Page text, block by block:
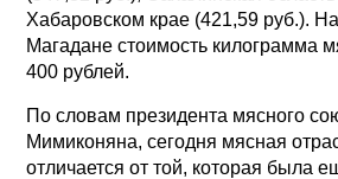
Хабаровском крае (421,59 руб.).
Магадане стоимость килограмма
400 рублей.
По словам президента мясного
Мимиконяна, сегодня мясная
отличается от той, которая была